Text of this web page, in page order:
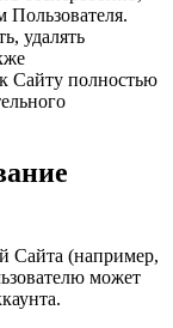
Пользователя.
удалять
Сайту полностью
Сайта (например,
может